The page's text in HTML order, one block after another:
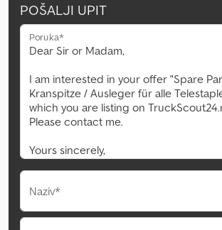
POŠALJI UPIT
Poruka*
Naziv*